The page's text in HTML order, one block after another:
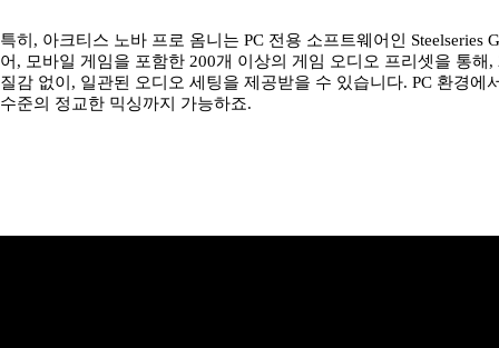
특히, 아크티스 노바 프로 옴니는 PC 전용 소프트웨어인
어, 모바일 게임을 포함한 200개 이상의 게임 오디오 프리셋을 통
질감 없이, 일관된 오디오 세팅을 제공받을 수 있습니다. PC 환경
수준의 정교한 믹싱까지 가능하죠.